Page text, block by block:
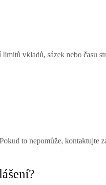
vkladů, sázek nebo času
to nepomůže, kontaktujte